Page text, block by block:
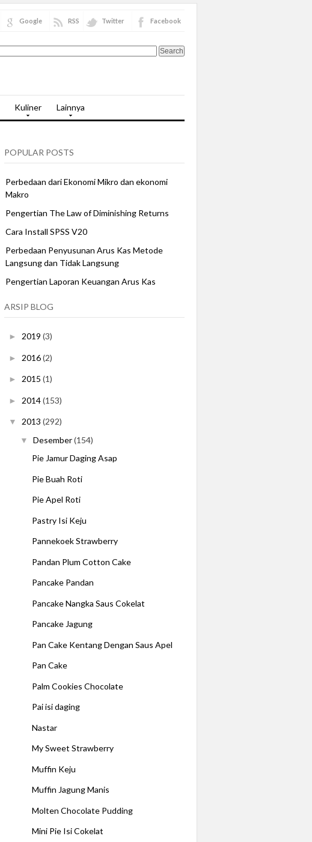
Facebook
Twitter
RSS
Google
Kuliner Lainnya
POPULAR POSTS
Perbedaan dari Ekonomi Mikro dan ekonomi
Makro
Pengertian The Law of Diminishing Returns
Cara Install SPSS V20
Perbedaan Penyusunan Arus Kas Metode
Langsung dan Tidak Langsung
Pengertian Laporan Keuangan Arus Kas
ARSIP BLOG
► 2019 (3)
► 2016(2)
► 2015 (1)
► 2014(153)
▼ 2013 (292)
▼ Desember(154)
Pie Jamur Daging Asap
Pie Buah Roti
Pie Apel Roti
Pastry Isi Keju
Pannekoek Strawberry
Pandan Plum Cotton Cake
Pancake Pandan
Pancake Nangka Saus Cokelat
Pancake Jagung
Pan Cake Kentang Dengan Saus Apel
Pan Cake
Palm Cookies Chocolate
Pai isi daging
Nastar
My Sweet Strawberry
Muffin Keju
Muffin Jagung Manis
Molten Chocolate Pudding
Mini Pie Isi Cokelat